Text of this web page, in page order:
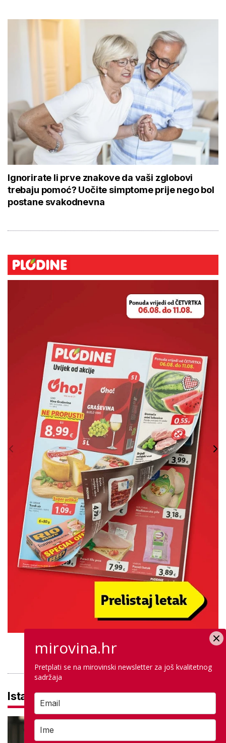
Ignorirate li prve znakove da vaši zglobovi
trebaju pomoć? Uočite simptome prije nego bol
postane svakodnevna
PROVJERITE PONUDU
Istaknuto
mirovina.hr
Pretplati se na mirovinski newsletter za još kvalitetnog
sadržaja